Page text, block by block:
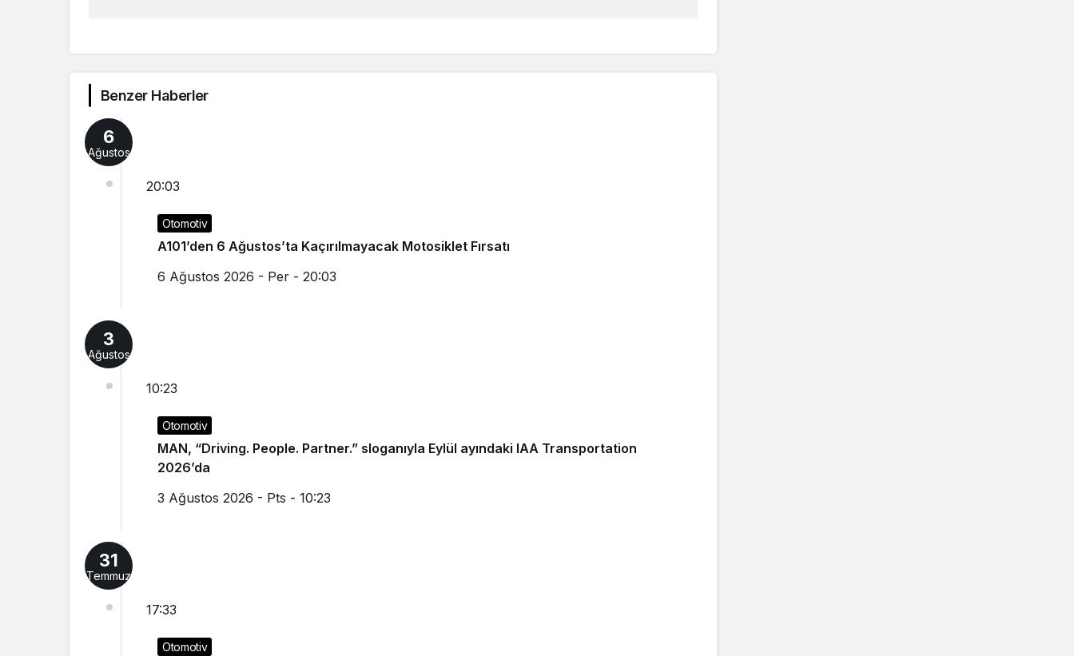
Benzer Haberler
6
Ağustos
20:03
Otomotiv
A101’den 6 Ağustos’ta Kaçırılmayacak Motosiklet Fırsatı
6 Ağustos 2026 - Per - 20:03
3
Ağustos
10:23
Otomotiv
MAN, “Driving. People. Partner.” sloganıyla Eylül ayındaki IAA Transportation
2026’da
3 Ağustos 2026 - Pts - 10:23
31
Temmuz
17:33
Otomotiv